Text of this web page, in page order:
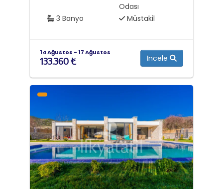
Odası
3 Banyo
Müstakil
14 Ağustos - 17 Ağustos
133.360 ₺ İncele